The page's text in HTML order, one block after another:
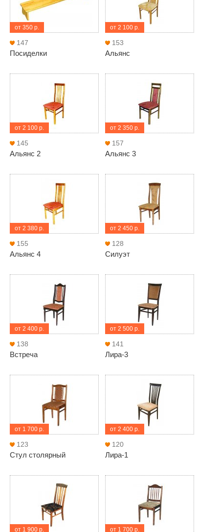
от 350 р.
147
Посиделки
от 2 100 р.
153
Альянс
от 2 100 р.
145
Альянс 2
от 2 350 р.
157
Альянс 3
от 2 380 р.
155
Альянс 4
от 2 450 р.
128
Силуэт
от 2 400 р.
138
Встреча
от 2 500 р.
141
Лира-3
от 1 700 р.
123
Стул столярный
от 2 400 р.
120
Лира-1
от 1 900 р. от 1 700 р.